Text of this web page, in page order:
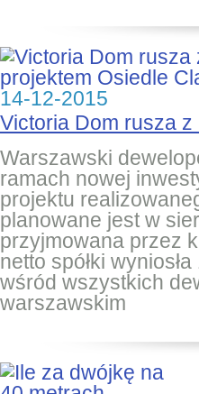
14-12-2015
Victoria Dom rusza
Warszawski
ramach nowej
projektu
planowane jest w
przyjmowana przez
netto spółki
wśród wszystkich
warszawskim